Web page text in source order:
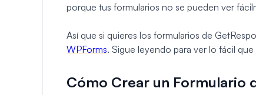
porque tus formularios no se pueden ver
Así que si quieres los formularios de
WPForms. Sigue leyendo para ver lo fácil
Cómo Crear un Formulario